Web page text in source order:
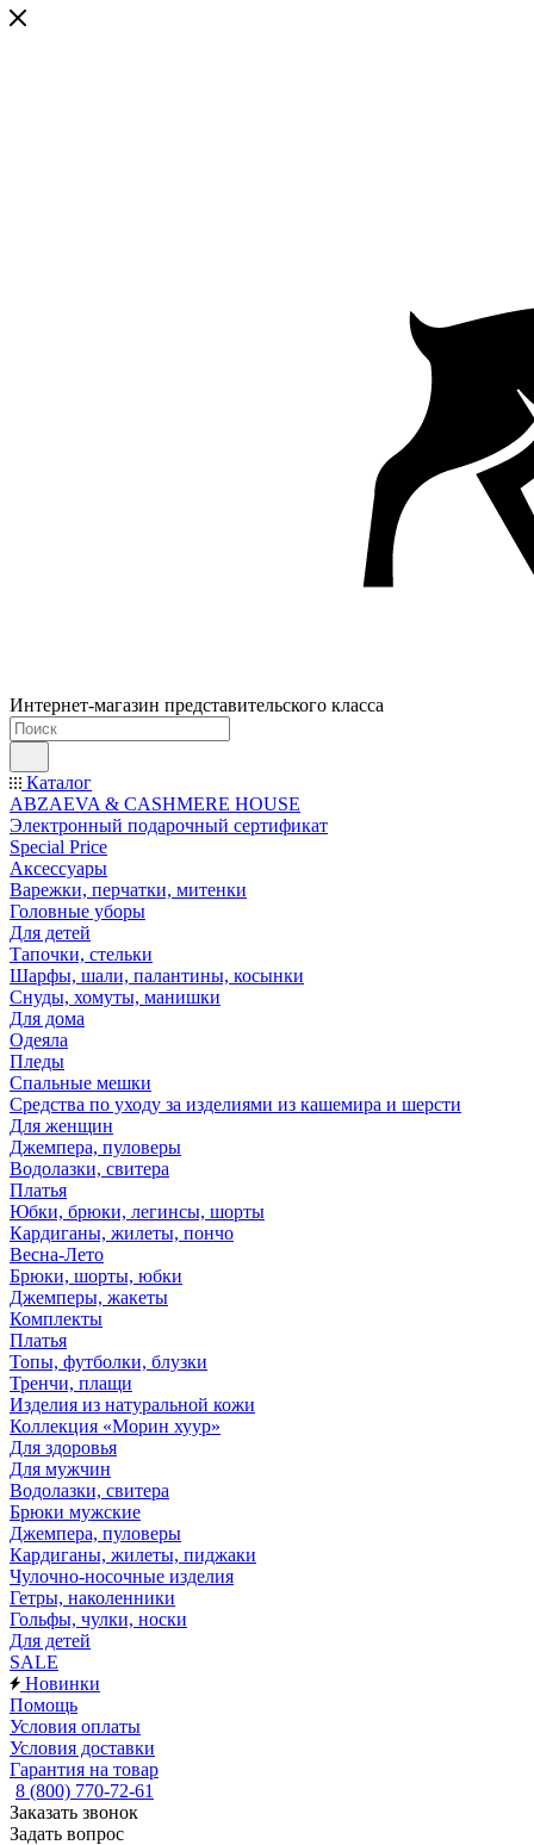
Интернет-магазин представительского класса
Каталог
ABZAEVA & CASHMERE HOUSE
Электронный подарочный сертификат
Special Price
Аксессуары
Варежки, перчатки, митенки
Головные уборы
Для детей
Тапочки, стельки
Шарфы, шали, палантины, косынки
Снуды, хомуты, манишки
Для дома
Одеяла
Пледы
Спальные мешки
Средства по уходу за изделиями из кашемира и шерсти
Для женщин
Джемпера, пуловеры
Водолазки, свитера
Платья
Юбки, брюки, легинсы, шорты
Кардиганы, жилеты, пончо
Весна-Лето
Брюки, шорты, юбки
Джемперы, жакеты
Комплекты
Платья
Топы, футболки, блузки
Тренчи, плащи
Изделия из натуральной кожи
Коллекция «Морин хуур»
Для здоровья
Для мужчин
Водолазки, свитера
Брюки мужские
Джемпера, пуловеры
Кардиганы, жилеты, пиджаки
Чулочно-носочные изделия
Гетры, наколенники
Гольфы, чулки, носки
Для детей
SALE
Новинки
Помощь
Условия оплаты
Условия доставки
Гарантия на товар
8 (800) 770-72-61
Заказать звонок
Задать вопрос